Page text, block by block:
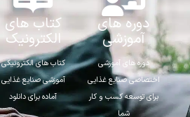
دوره های
آموزشی
دوره های آموزشی
اختصاصی صنایع غذایی
برای توسعه کسب و کار
شما
کتاب های
الکترونیک
کتاب های الکترونیکی
آموزشی صنایع غذایی
آماده برای دانلود